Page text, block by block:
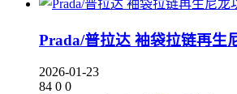
Prada/普拉达 袖袋拉链再生
2026-01-23
84 0 0